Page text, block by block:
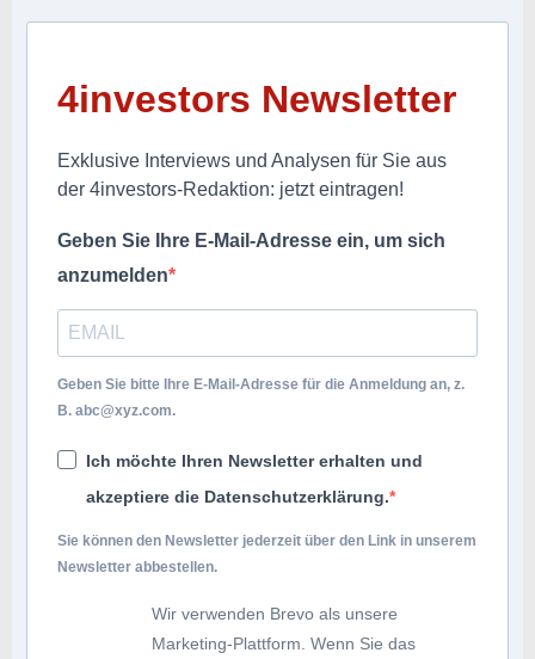
4investors Newsletter
Exklusive Interviews und Analysen für Sie aus
der 4investors-Redaktion: jetzt eintragen!
Geben Sie Ihre E-Mail-Adresse ein, um sich
anzumelden
Geben Sie bitte Ihre E-Mail-Adresse für die Anmeldung an, z.
B. abc@xyz.com.
Ich möchte Ihren Newsletter erhalten und
akzeptiere die Datenschutzerklärung.
Sie können den Newsletter jederzeit über den Link in unserem
Newsletter abbestellen.
Wir verwenden Brevo als unsere
Marketing-Plattform. Wenn Sie das